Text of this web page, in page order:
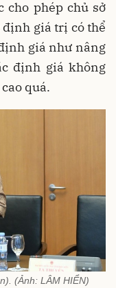
cho phép chủ sở
giá trị có thể
giá như nâng
định giá không
quá.
(Ảnh: LÂM HIỂN)